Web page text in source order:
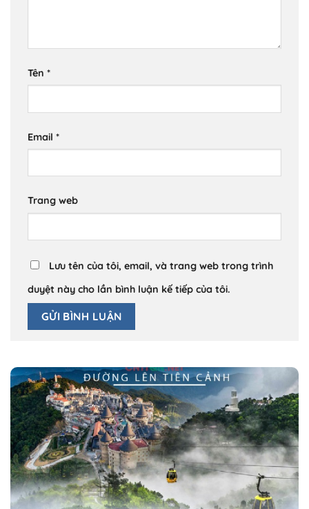
Tên *
Email *
Trang web
Lưu tên của tôi, email, và trang web trong trình
duyệt này cho lần bình luận kế tiếp của tôi.